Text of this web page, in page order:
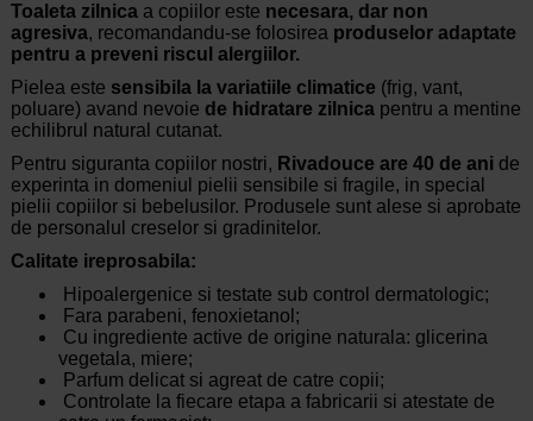
Toaleta zilnicaa copiilor este necesara, dar non
agresiva, recomandandu-se folosirea produselor adaptate
pentru a preveni riscul alergiilor.
Pielea este sensibila la variatiile climatice (frig, vant,
poluare) avand nevoie de hidratare zilnicapentru a mentine
echilibrul natural cutanat.
Pentru siguranta copiilor nostri, Rivadouce are 40 de ani de
experinta in domeniul pielii sensibile si fragile, in special
pielii copiilor si bebelusilor. Produsele sunt alese si aprobate
de personalul creselor si gradinitelor.
Calitate ireprosabila:
Hipoalergenice si testate sub control dermatologic;
Fara parabeni, fenoxietanol;
Cu ingrediente active de origine naturala: glicerina
vegetala, miere;
Parfum delicat si agreat de catre copii;
Controlate la fiecare etapa a fabricarii si atestate de